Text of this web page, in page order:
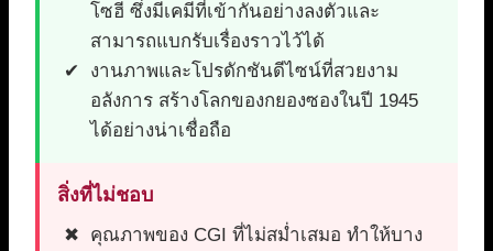
โซฮี ซึ่งมีเคมีที่เข้ากันอย่างลงตัวและ
สามารถแบกรับเรื่องราวไว้ได้
งานภาพและโปรดักชันดีไซน์ที่สวยงาม
อลังการ สร้างโลกของกยองซองในปี 1945
ได้อย่างน่าเชื่อถือ
สิ่งที่ไม่ชอบ
คุณภาพของ CGI ที่ไม่สม่ำเสมอ ทำให้บาง